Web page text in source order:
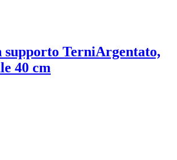
supporto TerniArgentato,
40 cm